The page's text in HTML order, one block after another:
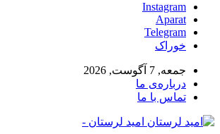
Instagram
Aparat
Telegram
خوراک
جمعه, 7 آگوست, 2026
درباره‌ی ما
تماس با ما
امید لرستان -